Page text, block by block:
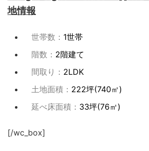
地情報
世帯数： 1世帯
階数： 2階建て
間取り： 2LDK
土地面積： 222坪(740㎡)
延べ床面積： 33坪(76㎡)
[/wc_box]